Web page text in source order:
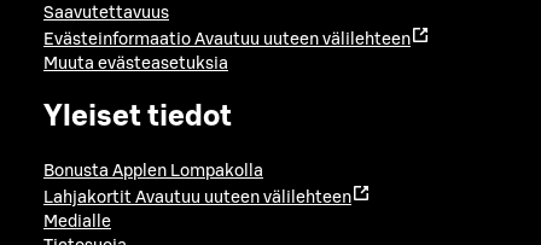
Saavutettavuus
Evästeinformaatio Avautuu uuteen välilehteen
Muuta evästeasetuksia
Yleiset tiedot
Bonusta Applen Lompakolla
Lahjakortit Avautuu uuteen välilehteen
Medialle